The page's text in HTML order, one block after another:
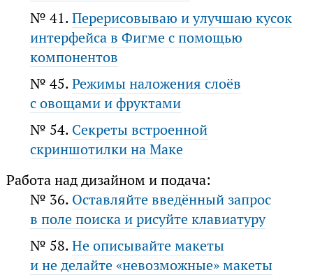
№ 41.Перерисовываю и улучшаю кусок
интерфейса в Фигме с помощью
компонентов
№ 45.Режимы наложения слоёв
с овощами и фруктами
№ 54. Секреты встроенной
скриншотилки на Маке
Работа над дизайном и подача:
№ 36. Оставляйте введённый запрос
в поле поиска и рисуйте клавиатуру
№ 58.Не описывайте макеты
и не делайте «невозможные» макеты